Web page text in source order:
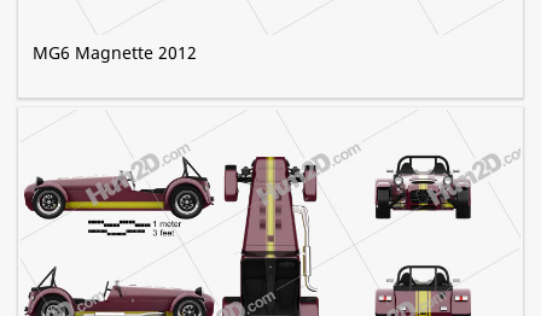
MG6 Magnette 2012